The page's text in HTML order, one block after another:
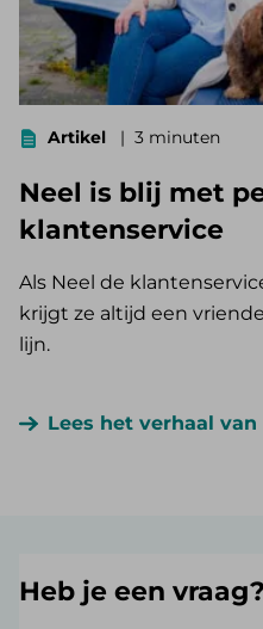
Artikel 3 minuten
Neel is blij met
klantenservice
Als Neel de
krijgt ze altijd een
lijn.
Lees het verhaal van
Heb je een vraag?